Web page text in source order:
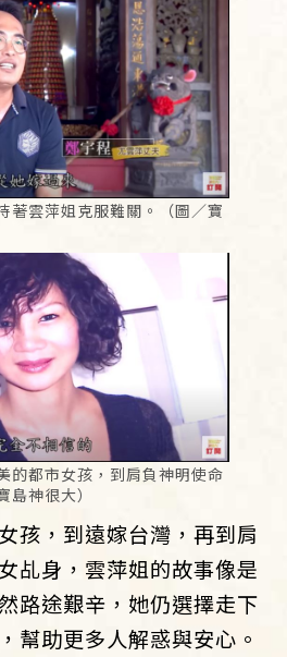
著雲萍姐克服難關。（圖／寶
的都市女孩，到肩負神明使命
島神很大）
孩，到遠嫁台灣，再到肩
乩身，雲萍姐的故事像是
路途艱辛，她仍選擇走下
幫助更多人解惑與安心。